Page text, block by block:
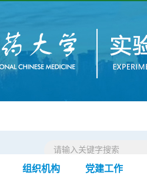
组织机构 党建工作